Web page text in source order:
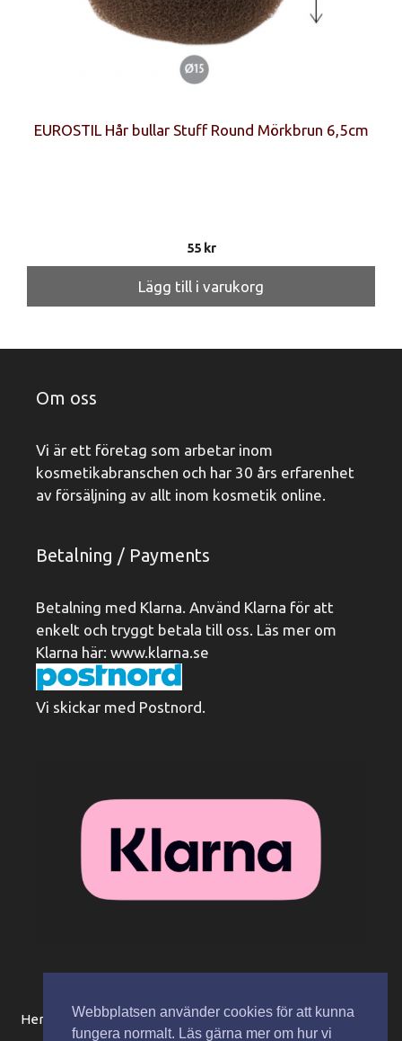
Webbplatsen använder cookies för att kunna
fungera normalt. Läs gärna mer om hur vi
EUROSTIL Hår bullar Stuff Round Mörkbrun 6,5cm
55 kr
Lägg till i varukorg
Om oss
Vi är ett företag som arbetar inom
kosmetikabranschen och har 30 års erfarenhet
av försäljning av allt inom kosmetik online.
Betalning / Payments
Betalning med Klarna. Använd Klarna för att
enkelt och tryggt betala till oss. Läs mer om
Klarna här: www.klarna.se
Vi skickar med Postnord.
Hem Beställningsinformation / köpvillkor
Mitt konto